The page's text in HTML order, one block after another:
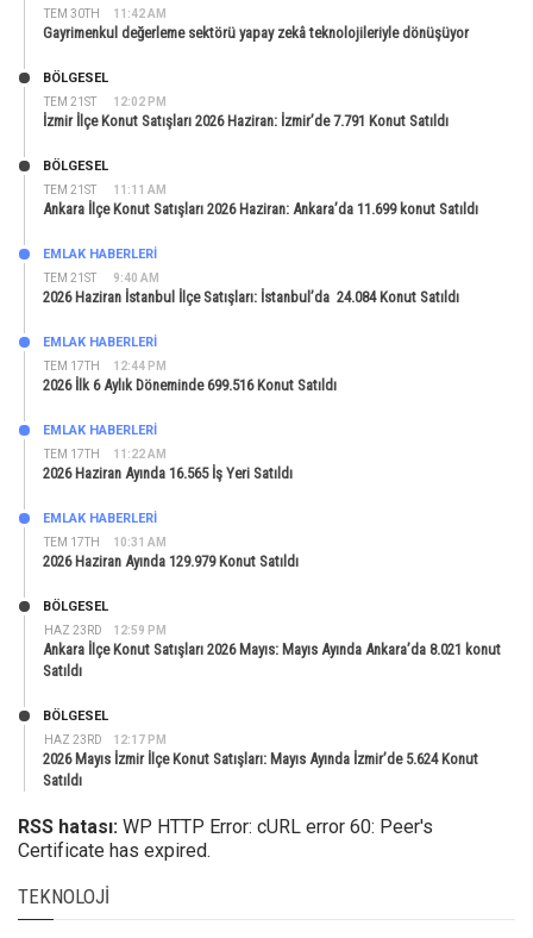
TEM 30TH 11:42 AM
Gayrimenkul değerleme sektörü yapay zekâ teknolojileriyle dönüşüyor
TEM 21ST 12:02 PM
BÖLGESEL
İzmir İlçe Konut Satışları 2026 Haziran: İzmir’de 7.791 Konut Satıldı
TEM 21ST 11:11 AM
BÖLGESEL
Ankara İlçe Konut Satışları 2026 Haziran: Ankara’da 11.699 konut Satıldı
TEM 21ST 9:40 AM
EMLAK HABERLERI
2026 Haziran İstanbul İlçe Satışları: İstanbul’da 24.084 Konut Satıldı
TEM 17TH 12:44 PM
EMLAK HABERLERI
2026 İlk 6 Aylık Döneminde 699.516 Konut Satıldı
TEM 17TH 11:22 AM
EMLAK HABERLERI
2026 Haziran Ayında 16.565 İş Yeri Satıldı
TEM 17TH 10:31 AM
EMLAK HABERLERI
2026 Haziran Ayında 129.979 Konut Satıldı
HAZ 23RD 12:59 PM
BÖLGESEL
Ankara İlçe Konut Satışları 2026 Mayıs: Mayıs Ayında Ankara’da 8.021 konut
Satıldı
HAZ 23RD 12:17 PM
BÖLGESEL
2026 Mayıs İzmir İlçe Konut Satışları: Mayıs Ayında İzmir’de 5.624 Konut
Satıldı
RSS hatası: WP HTTP Error: cURL error 60: Peer's
Certificate has expired.
TEKNOLOJI